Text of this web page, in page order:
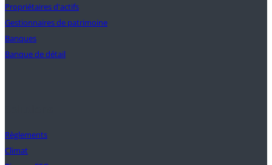
Propriétaires d'actifs
Gestionnaires de patrimoine
Banques
Banque de détail
Règlements
Climat